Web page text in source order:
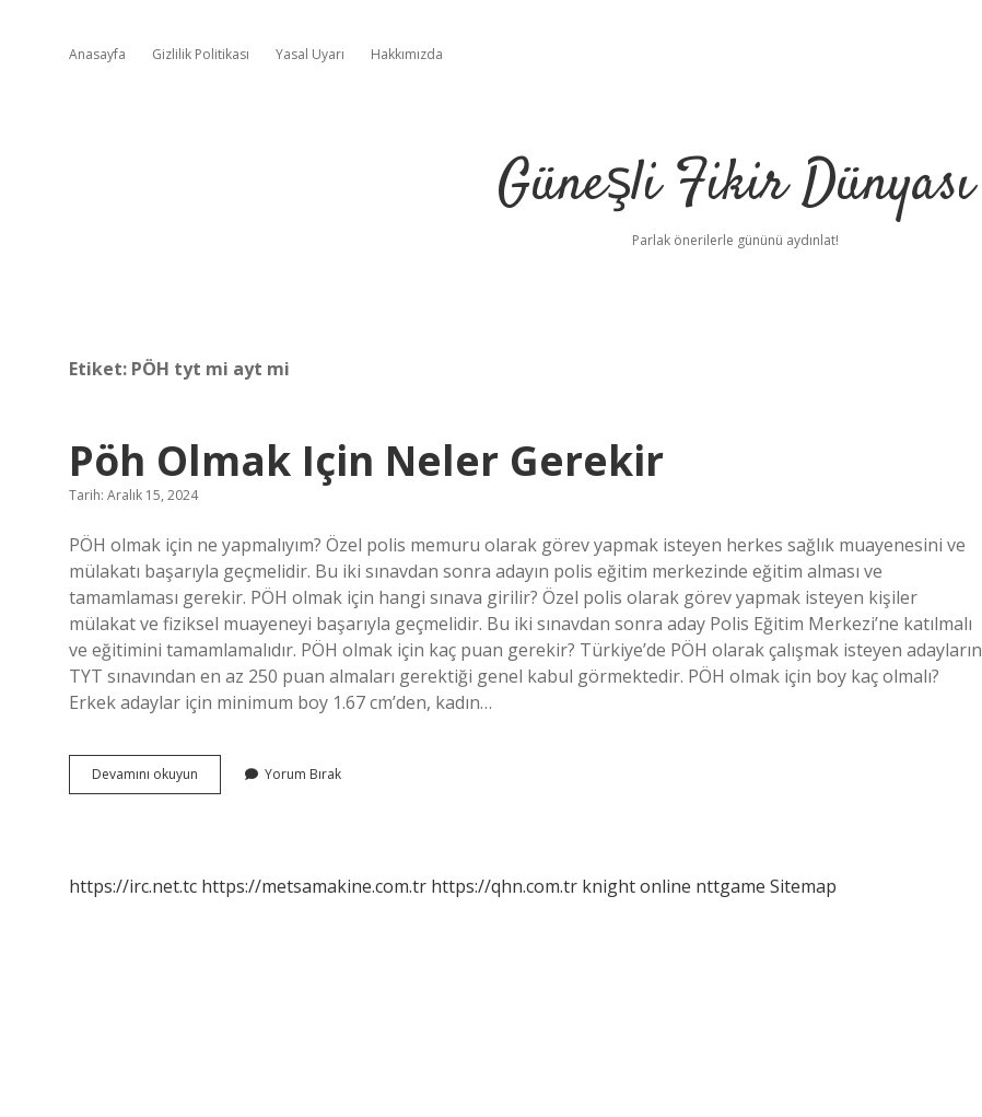
Anasayfa Gizlilik Politikası Yasal Uyarı Hakkımızda
Güneşli Fikir Dünyası
Parlak önerilerle gününü aydınlat!
Etiket: PÖH tyt mi ayt mi
Pöh Olmak Için Neler Gerekir
Tarih: Aralık 15, 2024
PÖH olmak için ne yapmalıyım? Özel polis memuru olarak görev yapmak isteyen herkes sağlık muayenesini ve
mülakatı başarıyla geçmelidir. Bu iki sınavdan sonra adayın polis eğitim merkezinde eğitim alması ve
tamamlaması gerekir. PÖH olmak için hangi sınava girilir? Özel polis olarak görev yapmak isteyen kişiler
mülakat ve fiziksel muayeneyi başarıyla geçmelidir. Bu iki sınavdan sonra aday Polis Eğitim Merkezi’ne katılmalı
ve eğitimini tamamlamalıdır. PÖH olmak için kaç puan gerekir? Türkiye’de PÖH olarak çalışmak isteyen adayların
TYT sınavından en az 250 puan almaları gerektiği genel kabul görmektedir. PÖH olmak için boy kaç olmalı?
Erkek adaylar için minimum boy 1.67 cm’den, kadın…
Devamını okuyun
Olmak
Yorum Bırak
https://irc.net.tc https://metsamakine.com.tr https://qhn.com.tr knight online nttgame Sitemap